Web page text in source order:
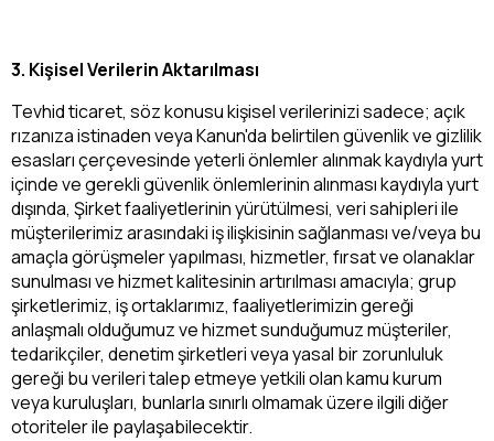
3. Kişisel Verilerin Aktarılması
Tevhid ticaret, söz konusu kişisel verilerinizi sadece; açık
rızanıza istinaden veya Kanun'da belirtilen güvenlik ve gizlilik
esasları çerçevesinde yeterli önlemler alınmak kaydıyla yurt
içinde ve gerekli güvenlik önlemlerinin alınması kaydıyla yurt
dışında, Şirket faaliyetlerinin yürütülmesi, veri sahipleri ile
müşterilerimiz arasındaki iş ilişkisinin sağlanması ve/veya bu
amaçla görüşmeler yapılması, hizmetler, fırsat ve olanaklar
sunulması ve hizmet kalitesinin artırılması amacıyla; grup
şirketlerimiz, iş ortaklarımız, faaliyetlerimizin gereği
anlaşmalı olduğumuz ve hizmet sunduğumuz müşteriler,
tedarikçiler, denetim şirketleri veya yasal bir zorunluluk
gereği bu verileri talep etmeye yetkili olan kamu kurum
veya kuruluşları, bunlarla sınırlı olmamak üzere ilgili diğer
otoriteler ile paylaşabilecektir.